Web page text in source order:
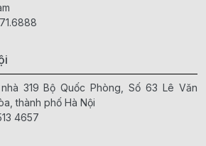
319 Bộ Quốc Phòng, Số 63 Lê Văn
thành phố Hà Nội
4657